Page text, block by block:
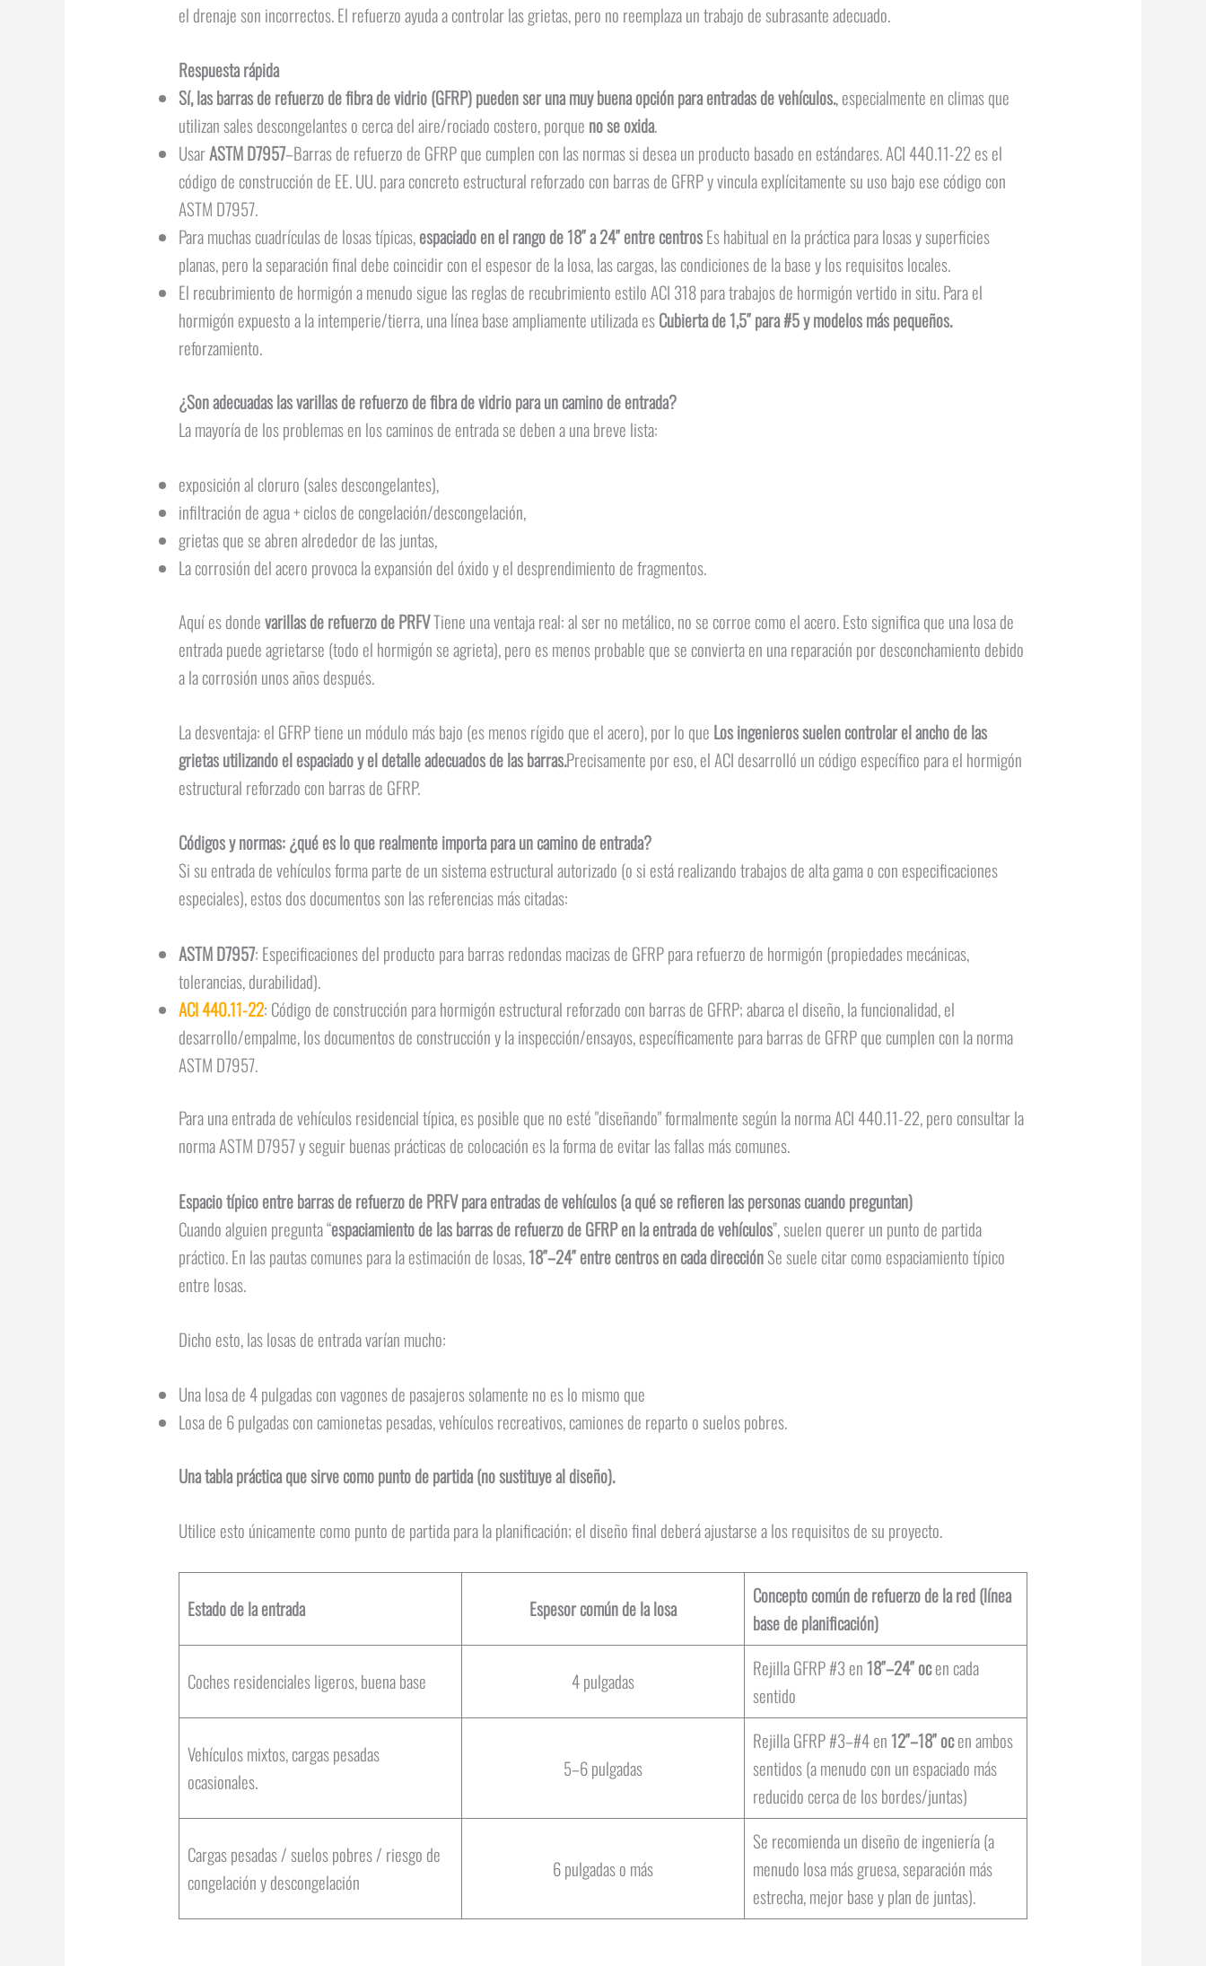
el drenaje son incorrectos. El refuerzo ayuda a controlar las grietas, pero no reemplaza un trabajo de subrasante adecuado.
Respuesta rápida
Sí, las barras de refuerzo de fibra de vidrio (GFRP) pueden ser una muy buena opción para entradas de vehículos., especialmente en climas que
utilizan sales descongelantes o cerca del aire/rociado costero, porque no se oxida.
UsarASTM D7957–Barras de refuerzo de GFRP que cumplen con las normas si desea un producto basado en estándares. ACI 440.11-22 es el
código de construcción de EE. UU. para concreto estructural reforzado con barras de GFRP y vincula explícitamente su uso bajo ese código con
ASTM D7957.
Para muchas cuadrículas de losas típicas,espaciado en el rango de 18″ a 24″ entre centrosEs habitual en la práctica para losas y superficies
planas, pero la separación final debe coincidir con el espesor de la losa, las cargas, las condiciones de la base y los requisitos locales.
El recubrimiento de hormigón a menudo sigue las reglas de recubrimiento estilo ACI 318 para trabajos de hormigón vertido in situ. Para el
hormigón expuesto a la intemperie/tierra, una línea base ampliamente utilizada esCubierta de 1,5″ para #5 y modelos más pequeños.
reforzamiento.
¿Son adecuadas las varillas de refuerzo de fibra de vidrio para un camino de entrada?
La mayoría de los problemas en los caminos de entrada se deben a una breve lista:
exposición al cloruro (sales descongelantes),
infiltración de agua + ciclos de congelación/descongelación,
grietas que se abren alrededor de las juntas,
La corrosión del acero provoca la expansión del óxido y el desprendimiento de fragmentos.
Aquí es dondevarillas de refuerzo de PRFVTiene una ventaja real: al ser no metálico, no se corroe como el acero. Esto significa que una losa de
entrada puede agrietarse (todo el hormigón se agrieta), pero es menos probable que se convierta en una reparación por desconchamiento debido
a la corrosión unos años después.
La desventaja: el GFRP tiene un módulo más bajo (es menos rígido que el acero), por lo que Los ingenieros suelen controlar el ancho de las
grietas utilizando el espaciado y el detalle adecuados de las barras.Precisamente por eso, el ACI desarrolló un código específico para el hormigón
estructural reforzado con barras de GFRP.
Códigos y normas: ¿qué es lo que realmente importa para un camino de entrada?
Si su entrada de vehículos forma parte de un sistema estructural autorizado (o si está realizando trabajos de alta gama o con especificaciones
especiales), estos dos documentos son las referencias más citadas:
ASTM D7957: Especificaciones del producto para barras redondas macizas de GFRP para refuerzo de hormigón (propiedades mecánicas,
tolerancias, durabilidad).
ACI 440.11-22: Código de construcción para hormigón estructural reforzado con barras de GFRP; abarca el diseño, la funcionalidad, el
desarrollo/empalme, los documentos de construcción y la inspección/ensayos, específicamente para barras de GFRP que cumplen con la norma
ASTM D7957.
Para una entrada de vehículos residencial típica, es posible que no esté "diseñando" formalmente según la norma ACI 440.11-22, pero consultar la
norma ASTM D7957 y seguir buenas prácticas de colocación es la forma de evitar las fallas más comunes.
Espacio típico entre barras de refuerzo de PRFV para entradas de vehículos (a qué se refieren las personas cuando preguntan)
Cuando alguien pregunta “espaciamiento de las barras de refuerzo de GFRP en la entrada de vehículos”, suelen querer un punto de partida
práctico. En las pautas comunes para la estimación de losas,18″–24″ entre centros en cada direcciónSe suele citar como espaciamiento típico
entre losas.
Dicho esto, las losas de entrada varían mucho:
Una losa de 4 pulgadas con vagones de pasajeros solamente no es lo mismo que
Losa de 6 pulgadas con camionetas pesadas, vehículos recreativos, camiones de reparto o suelos pobres.
Una tabla práctica que sirve como punto de partida (no sustituye al diseño).
Utilice esto únicamente como punto de partida para la planificación; el diseño final deberá ajustarse a los requisitos de su proyecto.
Estado de la entrada Espesor común de la losa
Concepto común de refuerzo de la red (línea
base de planificación)
Coches residenciales ligeros, buena base 4 pulgadas
Rejilla GFRP #3 en18″–24″ ocen cada
sentido
Vehículos mixtos, cargas pesadas
ocasionales.
5–6 pulgadas
Rejilla GFRP #3–#4 en12″–18″ ocen ambos
sentidos (a menudo con un espaciado más
reducido cerca de los bordes/juntas)
Cargas pesadas / suelos pobres / riesgo de
congelación y descongelación
6 pulgadas o más
Se recomienda un diseño de ingeniería (a
menudo losa más gruesa, separación más
estrecha, mejor base y plan de juntas).